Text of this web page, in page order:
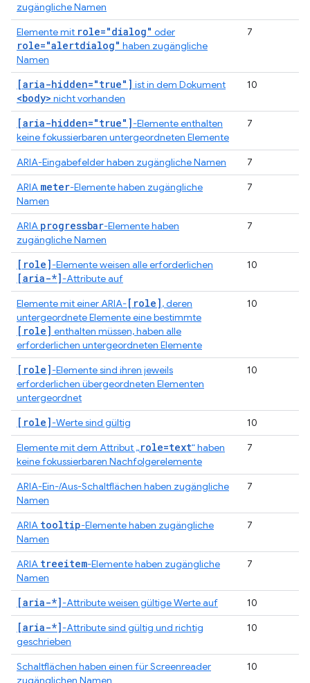
zugängliche Namen
Elemente mit role="dialog" oder
role="alertdialog" haben zugängliche
Namen
7
[aria-hidden="true"] ist in dem Dokument
<body> nicht vorhanden
10
[aria-hidden="true"]-Elemente enthalten
keine fokussierbaren untergeordneten Elemente
7
ARIA-Eingabefelder haben zugängliche Namen
7
ARIA meter-Elemente haben zugängliche
Namen
7
ARIA progressbar-Elemente haben
zugängliche Namen
7
[role]-Elemente weisen alle erforderlichen
[aria-*]-Attribute auf
10
Elemente mit einer ARIA-[role], deren
untergeordnete Elemente eine bestimmte
[role] enthalten müssen, haben alle
erforderlichen untergeordneten Elemente
10
[role]-Elemente sind ihren jeweils
erforderlichen übergeordneten Elementen
untergeordnet
10
[role]-Werte sind gültig
10
Elemente mit dem Attribut „role=text“ haben
keine fokussierbaren Nachfolgerelemente
7
ARIA-Ein-/Aus-Schaltflächen haben zugängliche
Namen
7
ARIA tooltip-Elemente haben zugängliche
Namen
7
ARIA treeitem-Elemente haben zugängliche
Namen
7
[aria-*]-Attribute weisen gültige Werte auf 10
[aria-*]-Attribute sind gültig und richtig
geschrieben
10
Schaltflächen haben einen für Screenreader
zugänglichen Namen
10